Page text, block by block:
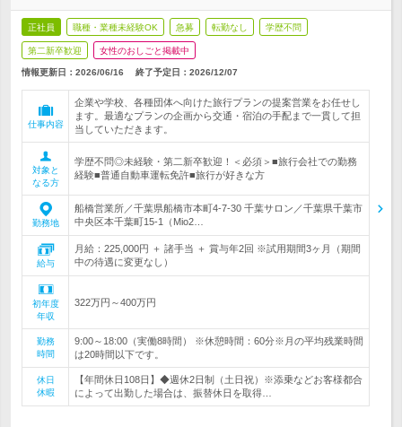
正社員 職種・業種未経験OK 急募 転勤なし 学歴不問
第二新卒歓迎 女性のおしごと掲載中
情報更新日：2026/06/16 終了予定日： 2026/12/07
仕事内容
企業や学校、各種団体へ向けた旅行プランの提案営業をお任せし
ます。最適なプランの企画から交通・宿泊の手配まで一貫して担
当していただきます。
対象と
なる方
学歴不問◎未経験・第二新卒歓迎！＜必須＞■旅行会社での勤務
経験■普通自動車運転免許■旅行が好きな方
勤務地
船橋営業所／千葉県船橋市本町4-7-30 千葉サロン／千葉県千葉市
中央区本千葉町15-1（Mio2…
給与
月給：225,000円 ＋ 諸手当 ＋ 賞与年2回 ※試用期間3ヶ月（期間
中の待遇に変更なし）
初年度
年収
322万円～400万円
勤務
時間
9:00～18:00（実働8時間） ※休憩時間：60分※月の平均残業時間
は20時間以下です。
休日
休暇
【年間休日108日】◆週休2日制（土日祝）※添乗などお客様都合
によって出勤した場合は、振替休日を取得…